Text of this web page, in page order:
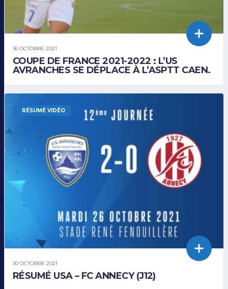
16 OCTOBRE 2021
COUPE DE FRANCE 2021-2022 : L’US
AVRANCHES SE DÉPLACE À L’ASPTT CAEN.
RÉSUMÉ VIDÉO
30 OCTOBRE 2021
RÉSUMÉ USA – FC ANNECY (J12)